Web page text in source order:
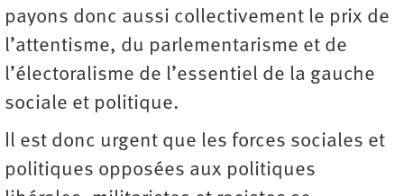
payons donc aussi collectivement le prix de
l’attentisme, du parlementarisme et de
l’électoralisme de l’essentiel de la gauche
sociale et politique.
Il est donc urgent que les forces sociales et
politiques opposées aux politiques